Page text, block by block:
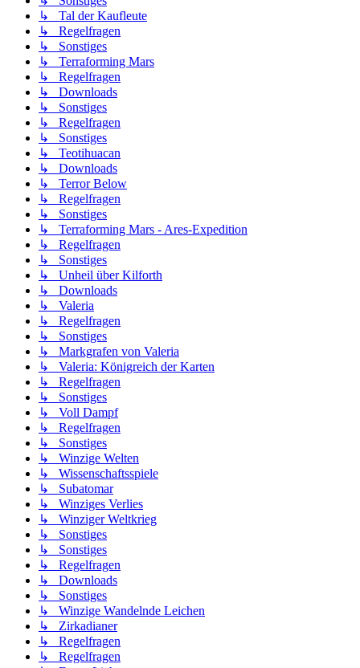
↳ Tal der Kaufleute
↳ Regelfragen
↳ Sonstiges
↳ Terraforming Mars
↳ Regelfragen
↳ Downloads
↳ Sonstiges
↳ Regelfragen
↳ Sonstiges
↳ Teotihuacan
↳ Downloads
↳ Terror Below
↳ Regelfragen
↳ Sonstiges
↳ Terraforming Mars - Ares-Expedition
↳ Regelfragen
↳ Sonstiges
↳ Unheil über Kilforth
↳ Downloads
↳ Valeria
↳ Regelfragen
↳ Sonstiges
↳ Markgrafen von Valeria
↳ Valeria: Königreich der Karten
↳ Regelfragen
↳ Sonstiges
↳ Voll Dampf
↳ Regelfragen
↳ Sonstiges
↳ Winzige Welten
↳ Wissenschaftsspiele
↳ Subatomar
↳ Winziges Verlies
↳ Winziger Weltkrieg
↳ Sonstiges
↳ Sonstiges
↳ Regelfragen
↳ Downloads
↳ Sonstiges
↳ Winzige Wandelnde Leichen
↳ Zirkadianer
↳ Regelfragen
↳ Regelfragen